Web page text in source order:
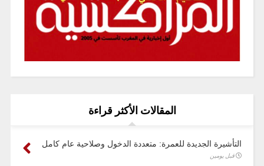
المقالات الأكثر قراءة
التأشيرة الجديدة للعمرة: متعددة الدخول وصلاحية عام كامل
قبل يومين